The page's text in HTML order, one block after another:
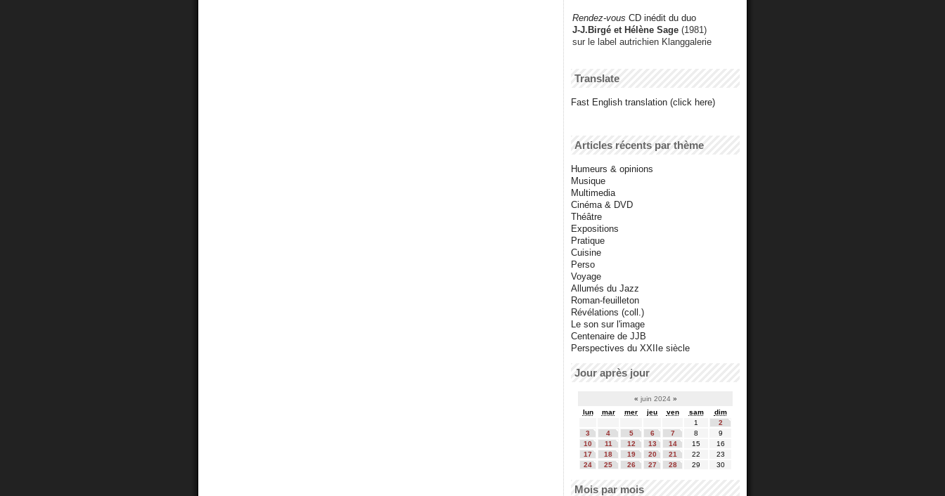
Rendez-vous CD inédit du duo
J-J.Birgé et Hélène Sage (1981)
sur le label autrichien Klanggalerie
Translate
Fast English translation (click here)
Articles récents par thème
Humeurs & opinions
Musique
Multimedia
Cinéma & DVD
Théâtre
Expositions
Pratique
Cuisine
Perso
Voyage
Allumés du Jazz
Roman-feuilleton
Révélations (coll.)
Le son sur l'image
Centenaire de JJB
Perspectives du XXIIe siècle
Jour après jour
« juin 2024 »
lun
mar mer jeu ven sam
dim
1
2
3
4 5 6 7 8
9
10
11 12 13 14 15
16
17
18 19 20 21 22
23
24
25 26 27 28 29 30
Mois par mois